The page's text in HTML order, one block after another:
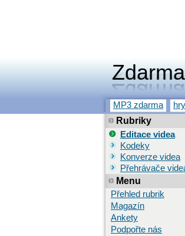
MP3 zdarma hry
Rubriky
Editace videa
Kodeky
Konverze videa
Přehrávače
Menu
Přehled rubrik
Magazín
Ankety
Podpořte nás